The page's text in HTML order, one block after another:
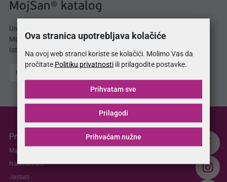
MojSan® katalog
Unesite svoju e-mail adresu i odmah dobijate
MojSan® katalog proizvoda direktno u svoj inbox.
Istražite ponudu madraca, kreveta, jastuka i više.
Proizvodi
Madraci
Nadmadraci
Jastuci
Ova stranica upotrebljava kolačiće
Na ovoj web stranci koriste se kolačići. Molimo Vas da
pročitate Politiku privatnostiili prilagodite postavke.
Prihvaćam nužne
Prilagodi
Prihvatam sve